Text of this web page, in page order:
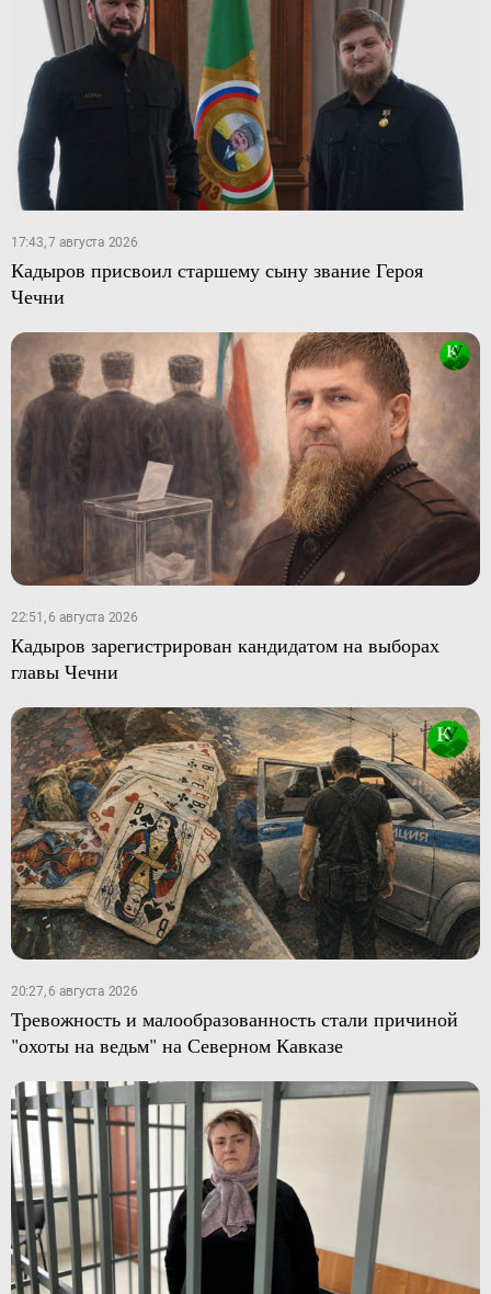
17:43, 7 августа 2026
Кадыров присвоил старшему сыну звание Героя
Чечни
22:51, 6 августа 2026
Кадыров зарегистрирован кандидатом на выборах
главы Чечни
20:27, 6 августа 2026
Тревожность и малообразованность стали причиной
"охоты на ведьм" на Северном Кавказе